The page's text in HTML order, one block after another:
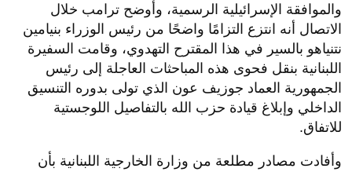
والموافقة الإسرائيلية الرسمية، وأوضح ترامب خلال
الاتصال أنه انتزع التزامًا واضحًا من رئيس الوزراء بنيامين
نتنياهو بالسير في هذا المقترح التهدوي، وقامت السفيرة
اللبنانية بنقل فحوى هذه المباحثات العاجلة إلى رئيس
الجمهورية العماد جوزيف عون الذي تولى بدوره التنسيق
الداخلي وإبلاغ قيادة حزب الله بالتفاصيل اللوجستية
للاتفاق.
​وأفادت مصادر مطلعة من وزارة الخارجية اللبنانية بأن